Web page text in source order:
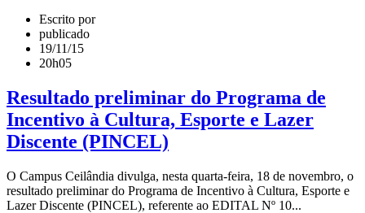
Escrito por
publicado
19/11/15
20h05
Resultado preliminar do Programa de
Incentivo à Cultura, Esporte e Lazer
Discente (PINCEL)
O Campus Ceilândia divulga, nesta quarta-feira, 18 de novembro, o
resultado preliminar do Programa de Incentivo à Cultura, Esporte e
Lazer Discente (PINCEL), referente ao EDITAL Nº 10...